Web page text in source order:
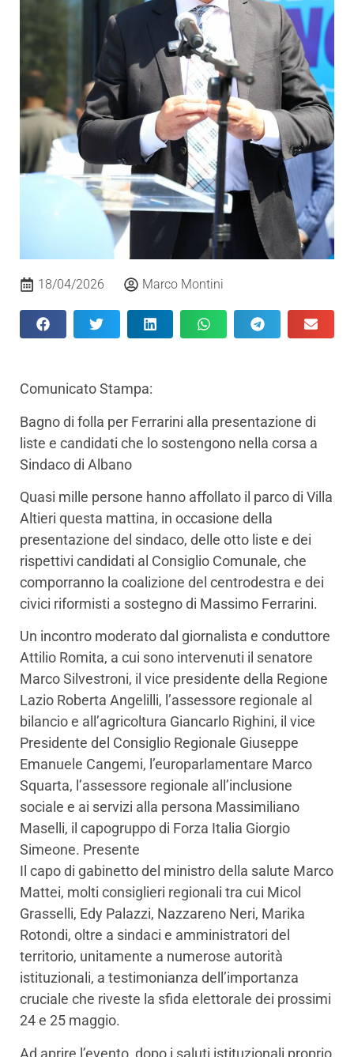
18/04/2026 Marco Montini
Comunicato Stampa:
Bagno di folla per Ferrarini alla presentazione di
liste e candidati che lo sostengono nella corsa a
Sindaco di Albano
Quasi mille persone hanno affollato il parco di Villa
Altieri questa mattina, in occasione della
presentazione del sindaco, delle otto liste e dei
rispettivi candidati al Consiglio Comunale, che
comporranno la coalizione del centrodestra e dei
civici riformisti a sostegno di Massimo Ferrarini.
Un incontro moderato dal giornalista e conduttore
Attilio Romita, a cui sono intervenuti il senatore
Marco Silvestroni, il vice presidente della Regione
Lazio Roberta Angelilli, l’assessore regionale al
bilancio e all’agricoltura Giancarlo Righini, il vice
Presidente del Consiglio Regionale Giuseppe
Emanuele Cangemi, l’europarlamentare Marco
Squarta, l’assessore regionale all’inclusione
sociale e ai servizi alla persona Massimiliano
Maselli, il capogruppo di Forza Italia Giorgio
Simeone. Presente
Il capo di gabinetto del ministro della salute Marco
Mattei, molti consiglieri regionali tra cui Micol
Grasselli, Edy Palazzi, Nazzareno Neri, Marika
Rotondi, oltre a sindaci e amministratori del
territorio, unitamente a numerose autorità
istituzionali, a testimonianza dell’importanza
cruciale che riveste la sfida elettorale dei prossimi
24 e 25 maggio.
Ad aprire l’evento, dopo i saluti istituzionali proprio